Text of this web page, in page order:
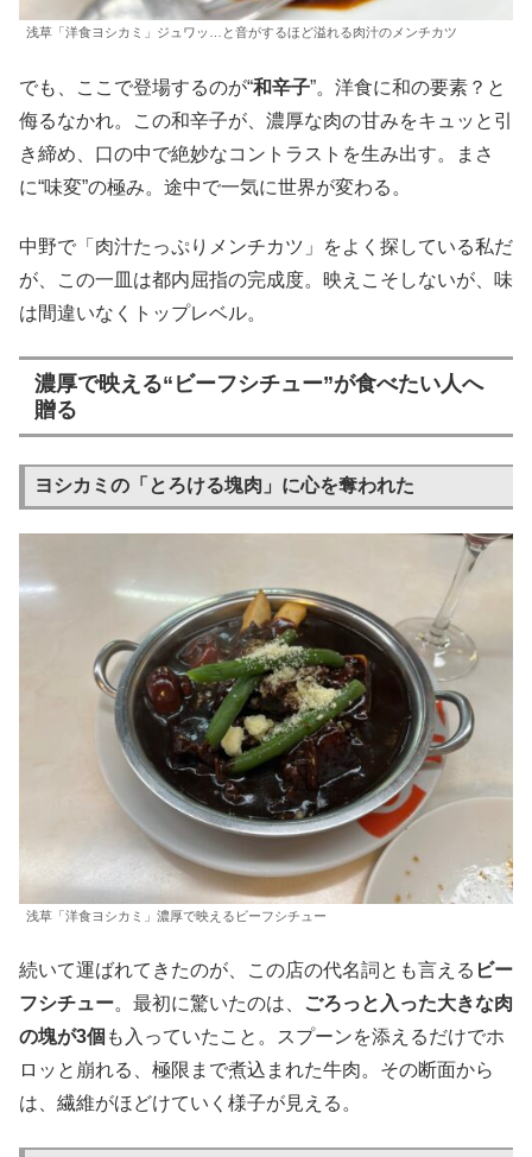
浅草「洋食ヨシカミ」ジュワッ…と音がするほど溢れる肉汁のメンチカツ
でも、ここで登場するのが“和辛子”。洋食に和の要素？と
侮るなかれ。この和辛子が、濃厚な肉の甘みをキュッと引
き締め、口の中で絶妙なコントラストを生み出す。まさ
に“味変”の極み。途中で一気に世界が変わる。
中野で「肉汁たっぷりメンチカツ」をよく探している私だ
が、この一皿は都内屈指の完成度。映えこそしないが、味
は間違いなくトップレベル。
濃厚で映える“ビーフシチュー”が食べたい人へ
贈る
ヨシカミの「とろける塊肉」に心を奪われた
浅草「洋食ヨシカミ」濃厚で映えるビーフシチュー
続いて運ばれてきたのが、この店の代名詞とも言える ビー
フシチュー。最初に驚いたのは、
ごろっと入った大きな肉
の塊が3個 も入っていたこと。スプーンを添えるだけでホ
ロッと崩れる、極限まで煮込まれた牛肉。その断面から
は、繊維がほどけていく様子が見える。